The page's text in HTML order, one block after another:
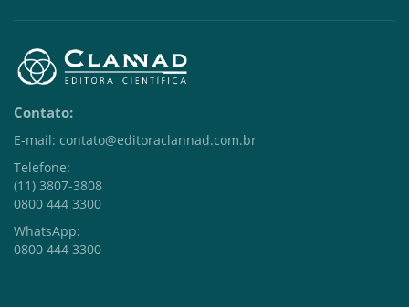
Contato:
E-mail: contato@editoraclannad.com.br
Telefone:
(11) 3807-3808
0800 444 3300
WhatsApp:
0800 444 3300